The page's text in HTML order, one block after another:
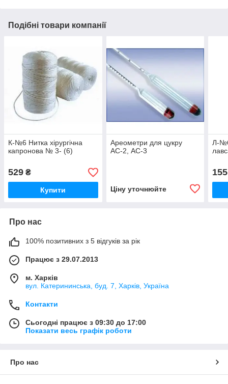
Подібні товари компанії
К-№6 Нитка хірургічна
капронова № 3- (6)
529 ₴
Купити
Ареометри для цукру
АС-2, АС-3
Ціну уточнюйте
Л-№6
155
Про нас
100% позитивних з 5 відгуків за рік
Працює з 29.07.2013
м. Харків
вул. Катерининська, буд. 7, Харків, Україна
Контакти
Сьогодні працює з 09:30 до 17:00
Показати весь графік роботи
Про нас